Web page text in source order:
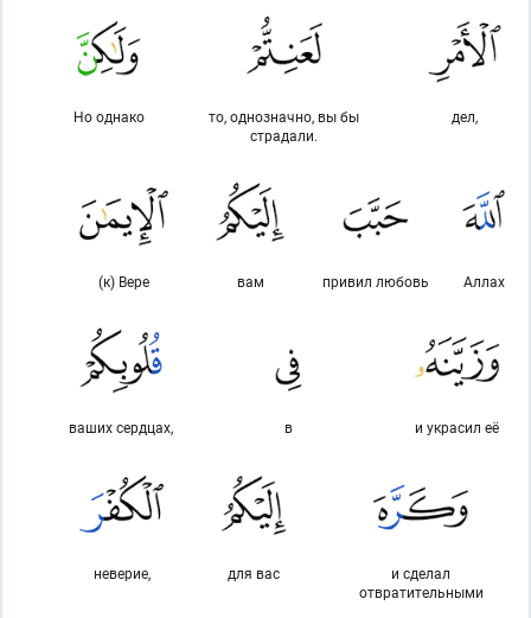
дел,
то, однозначно, вы бы
страдали.
Но однако
Аллах
привил любовь
вам
(к) Вере
и украсил её
в
ваших сердцах,
и сделал
отвратительными
для вас
неверие,